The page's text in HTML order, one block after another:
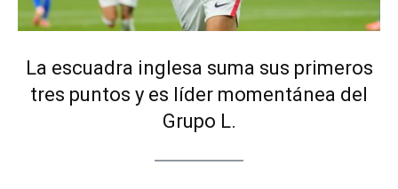
La escuadra inglesa suma sus primeros
tres puntos y es líder momentánea del
Grupo L.